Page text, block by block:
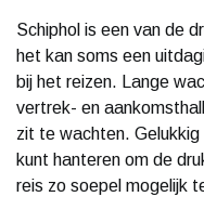
Schiphol is een van de
het kan soms een
bij het reizen. Lange
vertrek- en
zit te wachten.
kunt hanteren om de
reis zo soepel mogelijk